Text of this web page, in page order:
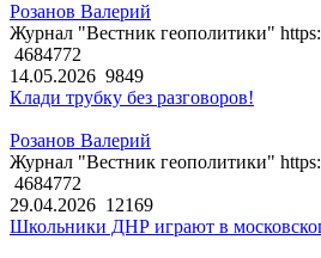
Розанов Валерий
Журнал "Вестник геополитики"
4684772
14.05.2026 9849
Клади трубку без разговоров!
Розанов Валерий
Журнал "Вестник геополитики"
4684772
29.04.2026 12169
Школьники ДНР играют в